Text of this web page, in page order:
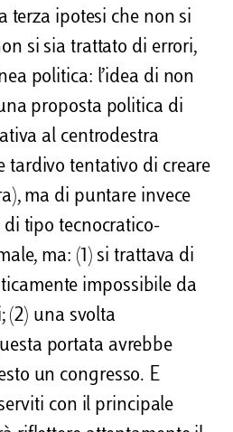
terza ipotesi che non si
si sia trattato di errori,
politica: l’idea di non
proposta politica di
al centrodestra
tardivo tentativo di creare
ma di puntare invece
tipo tecnocratico-
ma: (1) si trattava di
impossibile da
(2) una svolta
portata avrebbe
un congresso. E
con il principale